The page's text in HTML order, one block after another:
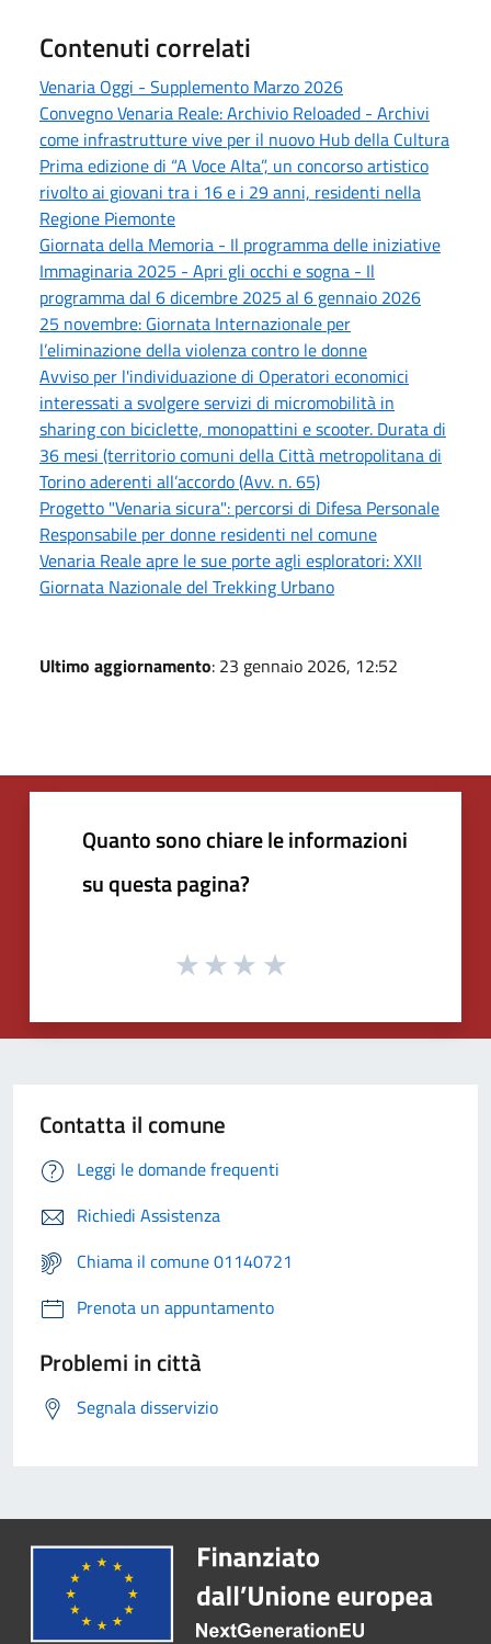
Contenuti correlati
Venaria Oggi - Supplemento Marzo 2026
Convegno Venaria Reale: Archivio Reloaded - Archivi
come infrastrutture vive per il nuovo Hub della Cultura
Prima edizione di “A Voce Alta”, un concorso artistico
rivolto ai giovani tra i 16 e i 29 anni, residenti nella
Regione Piemonte
Giornata della Memoria - Il programma delle iniziative
Immaginaria 2025 - Apri gli occhi e sogna - Il
programma dal 6 dicembre 2025 al 6 gennaio 2026
25 novembre: Giornata Internazionale per
l’eliminazione della violenza contro le donne
Avviso per l'individuazione di Operatori economici
interessati a svolgere servizi di micromobilità in
sharing con biciclette, monopattini e scooter. Durata di
36 mesi (territorio comuni della Città metropolitana di
Torino aderenti all’accordo (Avv. n. 65)
Progetto "Venaria sicura": percorsi di Difesa Personale
Responsabile per donne residenti nel comune
Venaria Reale apre le sue porte agli esploratori: XXII
Giornata Nazionale del Trekking Urbano
Ultimo aggiornamento: 23 gennaio 2026, 12:52
Quanto sono chiare le informazioni
su questa pagina?
Contatta il comune
Leggi le domande frequenti
Richiedi Assistenza
Chiama il comune 01140721
Prenota un appuntamento
Problemi in città
Segnala disservizio